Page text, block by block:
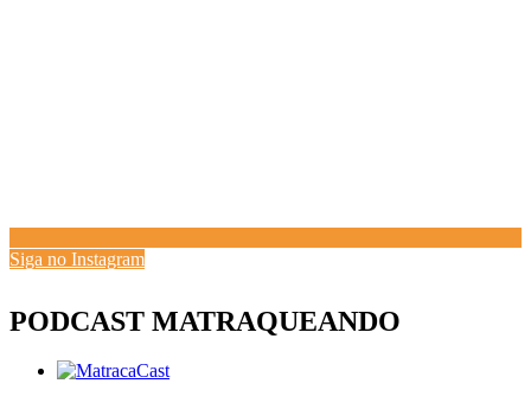
Siga no Instagram
PODCAST MATRAQUEANDO